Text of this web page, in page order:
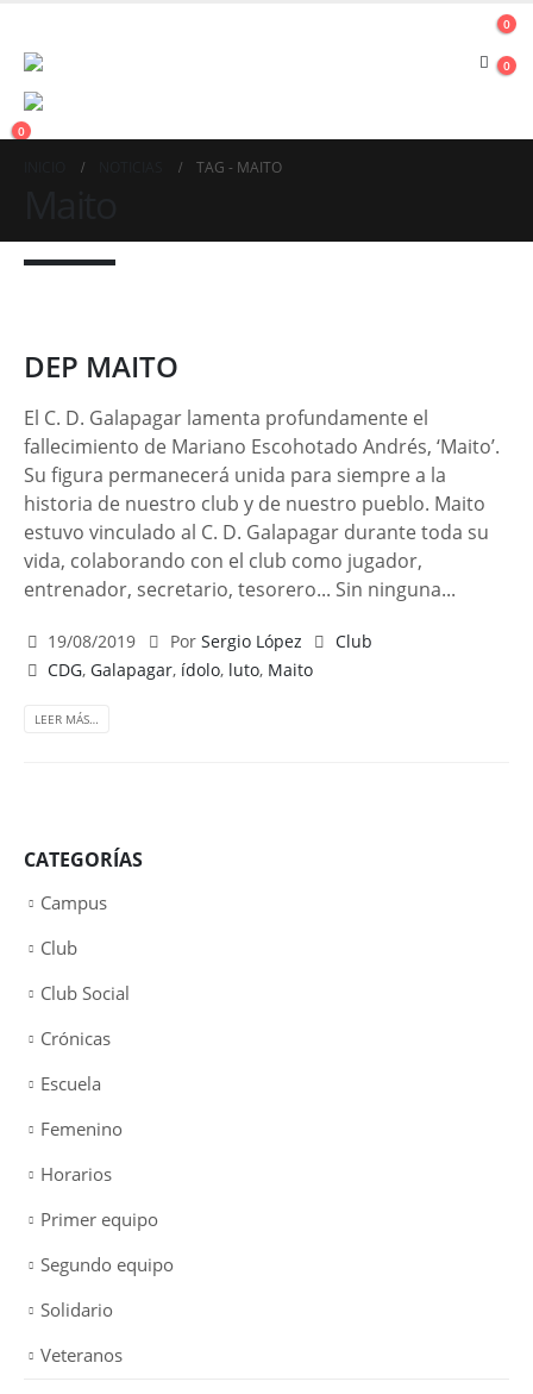
0
0
0
TAG - MAITO
DEP MAITO
El C. D. Galapagar lamenta profundamente el
fallecimiento de Mariano Escohotado Andrés, ‘Maito’.
Su figura permanecerá unida para siempre a la
historia de nuestro club y de nuestro pueblo. Maito
estuvo vinculado al C. D. Galapagar durante toda su
vida, colaborando con el club como jugador,
entrenador, secretario, tesorero... Sin ninguna...
19/08/2019 Por Sergio López
Club
CDG,Galapagar, ídolo, luto, Maito
LEER MÁS…
CATEGORÍAS
Campus
Club
Club Social
Crónicas
Escuela
Femenino
Horarios
Primer equipo
Segundo equipo
Solidario
Veteranos